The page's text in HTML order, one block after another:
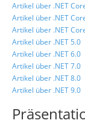
Artikel über .NET
Artikel über .NET
Artikel über .NET
Artikel über .NET 5.0
Artikel über .NET 6.0
Artikel über .NET 7.0
Artikel über .NET 8.0
Artikel über .NET 9.0